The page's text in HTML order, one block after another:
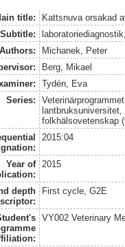
title:
Kattsnuva orsakad
Subtitle:
Authors:
Michanek, Peter
Berg, Mikael
Tydén, Eva
Series:
folkhälsovetenskap
2015:04
Year of
2015
depth
First cycle, G2E
VY002 Veterinary